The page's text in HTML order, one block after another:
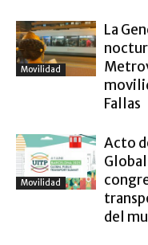
Movilidad
La
Fallas
Movilidad
Acto
del